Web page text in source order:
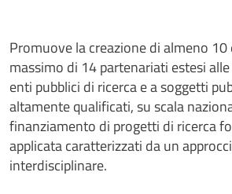
Promuove la creazione di almeno 10
massimo di 14 partenariati estesi
enti pubblici di ricerca e a soggetti
altamente qualificati, su scala
finanziamento di progetti di ricerca
applicata caratterizzati da un
interdisciplinare.